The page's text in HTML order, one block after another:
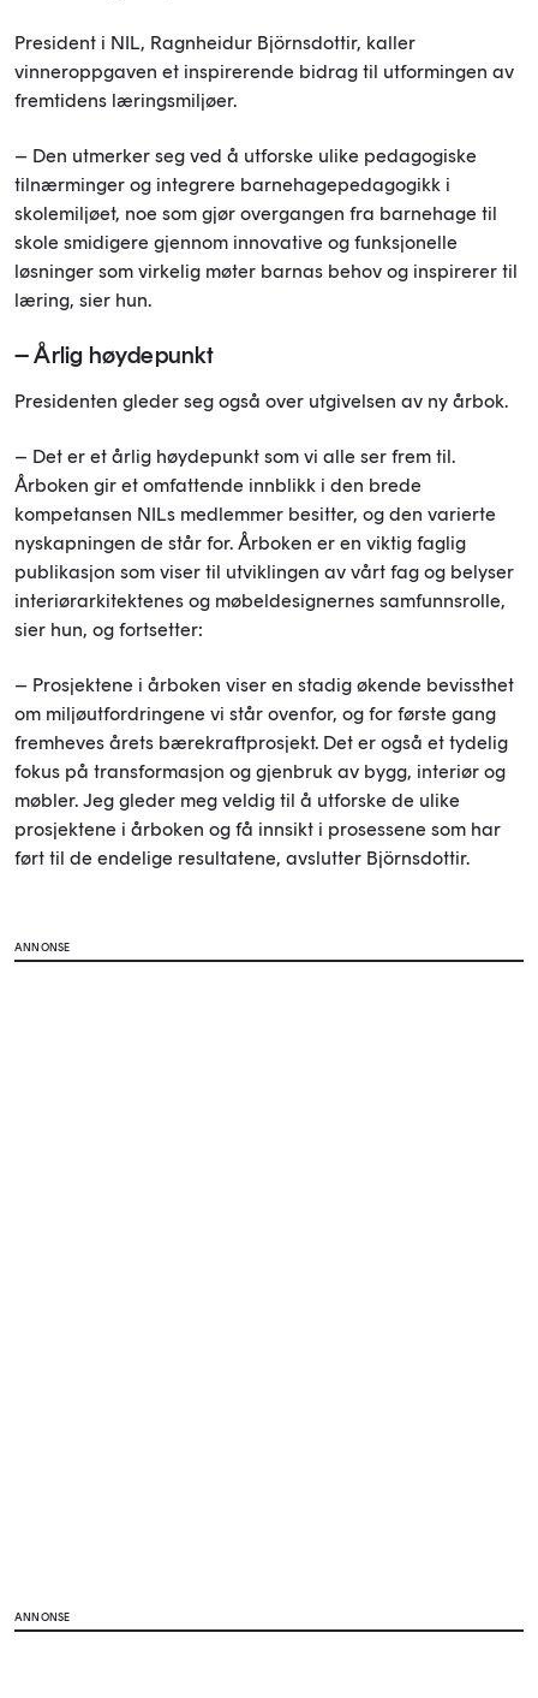
President i NIL, Ragnheidur Björnsdottir, kaller
vinneroppgaven et inspirerende bidrag til utformingen av
fremtidens læringsmiljøer.
– Den utmerker seg ved å utforske ulike pedagogiske
tilnærminger og integrere barnehagepedagogikk i
skolemiljøet, noe som gjør overgangen fra barnehage til
skole smidigere gjennom innovative og funksjonelle
løsninger som virkelig møter barnas behov og inspirerer til
læring, sier hun.
– Årlig høydepunkt
Presidenten gleder seg også over utgivelsen av ny årbok.
– Det er et årlig høydepunkt som vi alle ser frem til.
Årboken gir et omfattende innblikk i den brede
kompetansen NILs medlemmer besitter, og den varierte
nyskapningen de står for. Årboken er en viktig faglig
publikasjon som viser til utviklingen av vårt fag og belyser
interiørarkitektenes og møbeldesignernes samfunnsrolle,
sier hun, og fortsetter:
– Prosjektene i årboken viser en stadig økende bevissthet
om miljøutfordringene vi står ovenfor, og for første gang
fremheves årets bærekraftprosjekt. Det er også et tydelig
fokus på transformasjon og gjenbruk av bygg, interiør og
møbler. Jeg gleder meg veldig til å utforske de ulike
prosjektene i årboken og få innsikt i prosessene som har
ført til de endelige resultatene, avslutter Björnsdottir.
ANNONSE
ANNONSE